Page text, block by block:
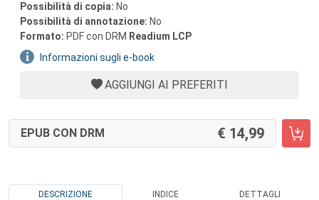
Possibilità di copia: No
Possibilità di annotazione: No
Formato: PDF con DRM Readium LCP
Informazioni sugli e-book
AGGIUNGI AI PREFERITI
EPUB CON DRM 14,99
DESCRIZIONE INDICE DETTAGLI